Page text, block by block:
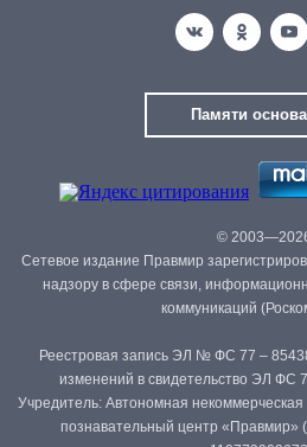
Памяти
©
Сетевое издание Правмир
надзору в сфере связи,
коммуникаций
Реестровая запись ЭЛ № ФС 77 –
изменений в свидетельство ЭЛ ФС
Учредитель: Автономная
познавательный центр